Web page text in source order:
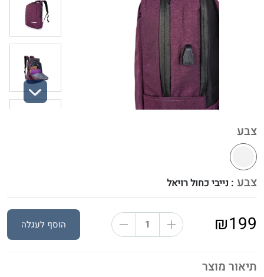
תיאור מוצר
צבע
צבע : נייבי כחול רויאל
₪199 הוסף לעגלה
Next